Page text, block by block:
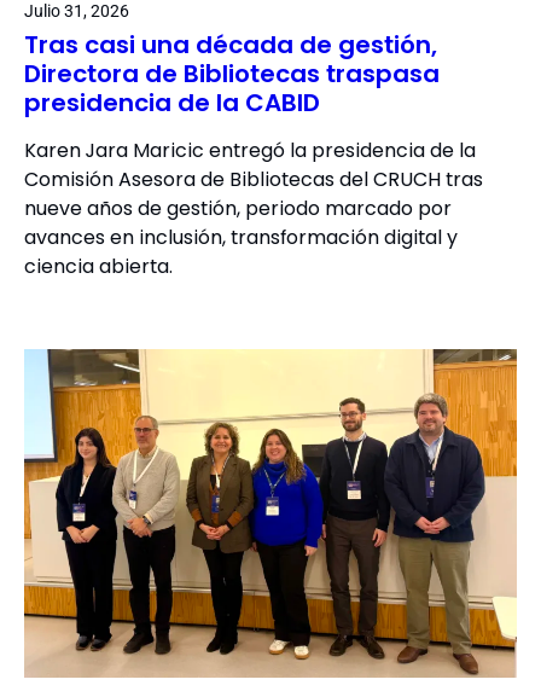
Julio 31, 2026
Tras casi una década de gestión,
Directora de Bibliotecas traspasa
presidencia de la CABID
Karen Jara Maricic entregó la presidencia de la
Comisión Asesora de Bibliotecas del CRUCH tras
nueve años de gestión, periodo marcado por
avances en inclusión, transformación digital y
ciencia abierta.